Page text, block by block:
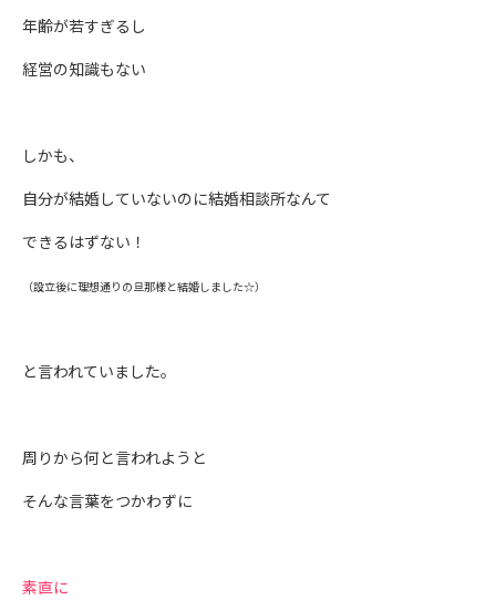
年齢が若すぎるし
経営の知識もない
しかも、
自分が結婚していないのに結婚相談所なんて
できるはずない！
（設立後に理想通りの旦那様と結婚しました☆）
と言われていました。
周りから何と言われようと
そんな言葉をつかわずに
素直に